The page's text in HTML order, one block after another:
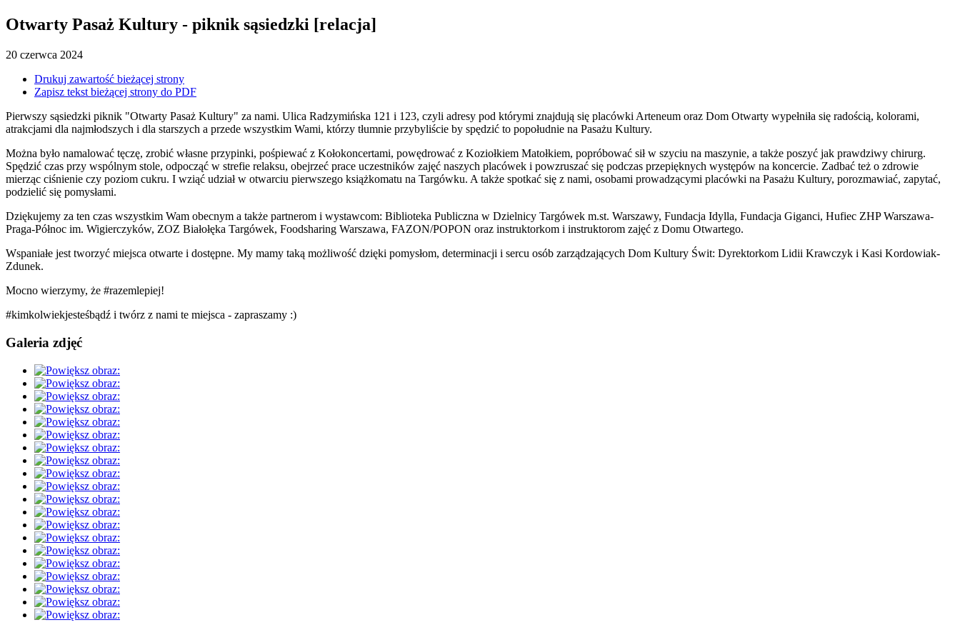
Otwarty Pasaż Kultury - piknik sąsiedzki [relacja]
20 czerwca 2024
Drukuj zawartość bieżącej strony
Zapisz tekst bieżącej strony do PDF
Pierwszy sąsiedzki piknik "Otwarty Pasaż Kultury" za nami. Ulica Radzymińska 121 i 123, czyli adresy pod którymi znajdują się placówki Arteneum oraz Dom Otwarty wypełniła się radością, kolorami,
atrakcjami dla najmłodszych i dla starszych a przede wszystkim Wami, którzy tłumnie przybyliście by spędzić to popołudnie na Pasażu Kultury.
Można było namalować tęczę, zrobić własne przypinki, pośpiewać z Kołokoncertami, powędrować z Koziołkiem Matołkiem, popróbować sił w szyciu na maszynie, a także poszyć jak prawdziwy chirurg.
Spędzić czas przy wspólnym stole, odpocząć w strefie relaksu, obejrzeć prace uczestników zajęć naszych placówek i powzruszać się podczas przepięknych występów na koncercie. Zadbać też o zdrowie
mierząc ciśnienie czy poziom cukru. I wziąć udział w otwarciu pierwszego książkomatu na Targówku. A także spotkać się z nami, osobami prowadzącymi placówki na Pasażu Kultury, porozmawiać, zapytać,
podzielić się pomysłami.
Dziękujemy za ten czas wszystkim Wam obecnym a także partnerom i wystawcom: Biblioteka Publiczna w Dzielnicy Targówek m.st. Warszawy, Fundacja Idylla, Fundacja Giganci, Hufiec ZHP Warszawa-
Praga-Północ im. Wigierczyków, ZOZ Białołęka Targówek, Foodsharing Warszawa, FAZON/POPON oraz instruktorkom i instruktorom zajęć z Domu Otwartego.
Wspaniałe jest tworzyć miejsca otwarte i dostępne. My mamy taką możliwość dzięki pomysłom, determinacji i sercu osób zarządzających Dom Kultury Świt: Dyrektorkom Lidii Krawczyk i Kasi Kordowiak-
Zdunek.
Mocno wierzymy, że #razemlepiej!
#kimkolwiekjesteśbądź i twórz z nami te miejsca - zapraszamy :)
Galeria zdjęć